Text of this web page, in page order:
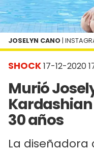
SHOCK17-12-2020
Murió
30 años
La
JOSELYN CANO |